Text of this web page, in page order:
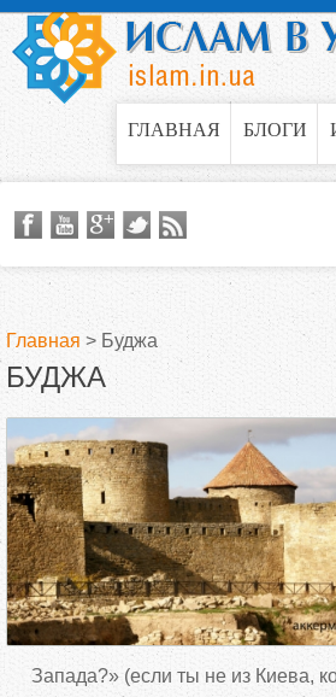
Jump to
ГЛАВНАЯ БЛОГИ
В
ы
з
д
е
Главная > Буджа
БУДЖА
Запада?» (если ты не из Киева,